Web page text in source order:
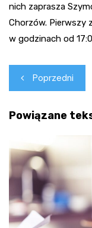
nich zaprasza
Chorzów. Pierwszy
w godzinach od
wpisu
Poprzedni
Powiązane